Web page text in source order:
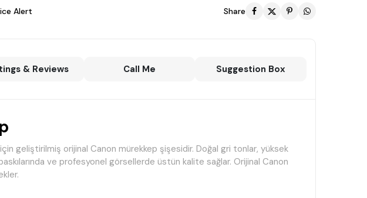
Alert Share
& Reviews Call Me Suggestion Box
geliştirilmiş orijinal Canon mürekkep şişesidir. Doğal gri tonlar, yüksek
ve profesyonel görsellerde üstün kalite sağlar. Orijinal Canon